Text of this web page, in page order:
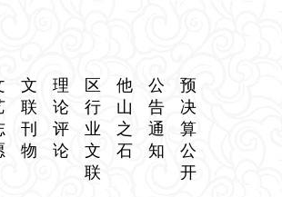
文
联
刊
物
理
论
评
论
区
行
业
文
联
他
山
之
石
公
告
通
知
预
决
算
公
开